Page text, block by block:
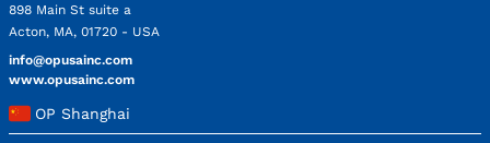
898 Main St suite a
Acton, MA, 01720 - USA
info@opusainc.com
www.opusainc.com
OP Shanghai